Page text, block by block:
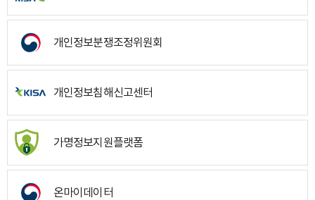
개인정보분쟁조정위원회
개인정보침해신고센터
가명정보지원플랫폼
온마이데이터